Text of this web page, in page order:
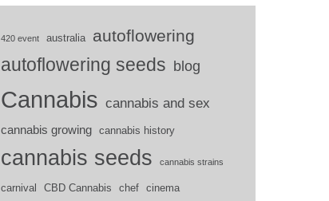
420 event australia autoflowering
autoflowering seeds blog
Cannabis cannabis and sex
cannabis growing cannabis history
cannabis seeds cannabis strains
carnival CBD Cannabis chef cinema